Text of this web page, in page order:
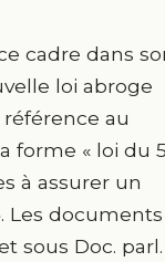
cadre dans
loi abroge
au
forme « loi du
à assurer un
Les documents
sous Doc. parl.